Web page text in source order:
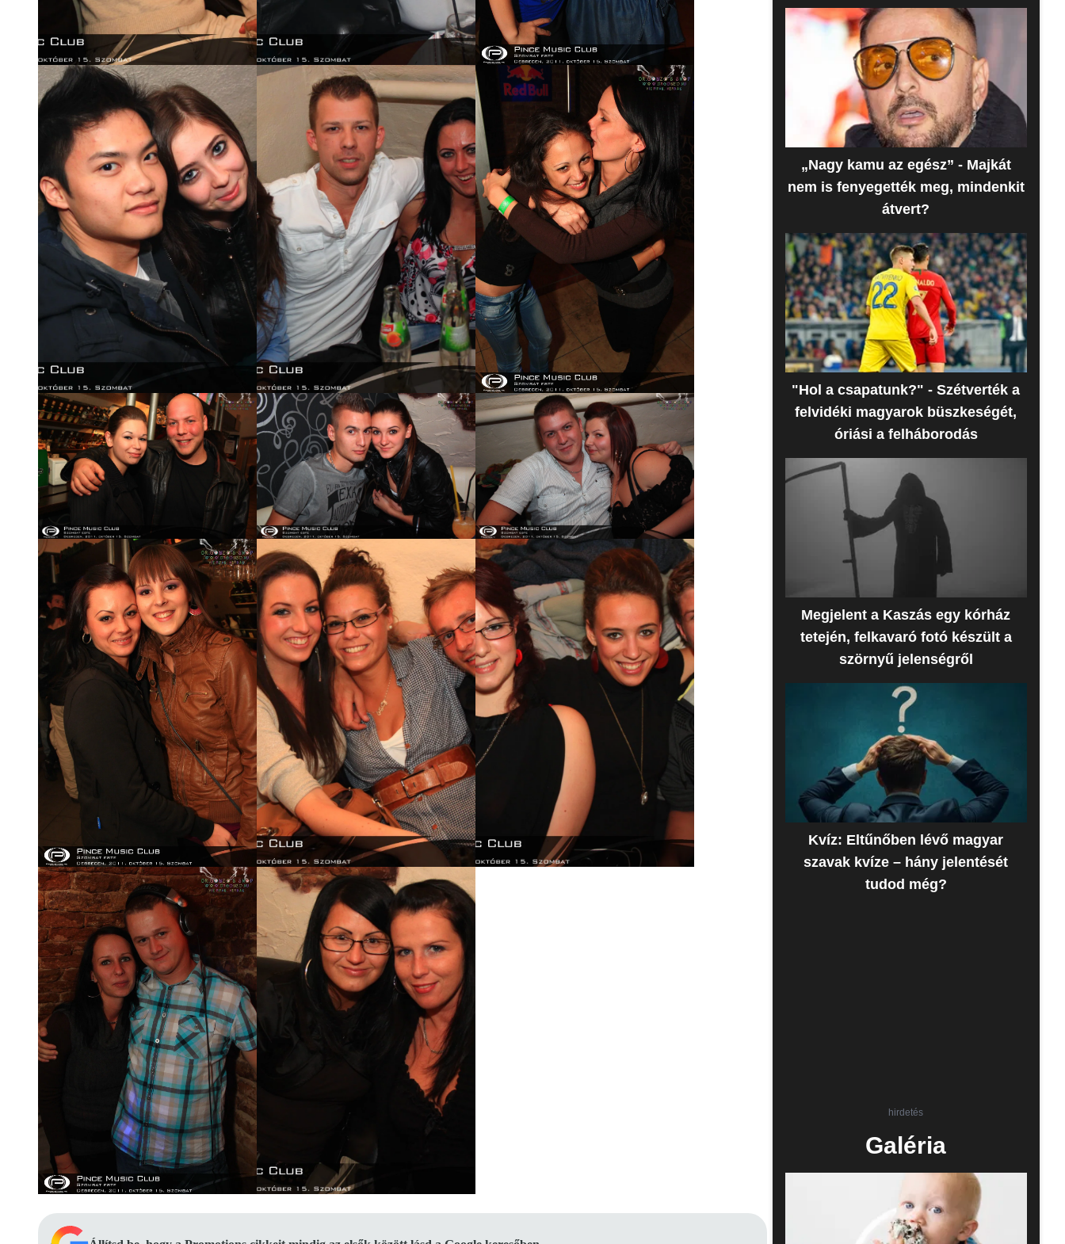
„Nagy kamu az egész” - Majkát
nem is fenyegették meg, mindenkit
átvert?
"Hol a csapatunk?" - Szétverték a
felvidéki magyarok büszkeségét,
óriási a felháborodás
Megjelent a Kaszás egy kórház
tetején, felkavaró fotó készült a
szörnyű jelenségről
Kvíz: Eltűnőben lévő magyar
szavak kvíze – hány jelentését
tudod még?
hirdetés
Galéria